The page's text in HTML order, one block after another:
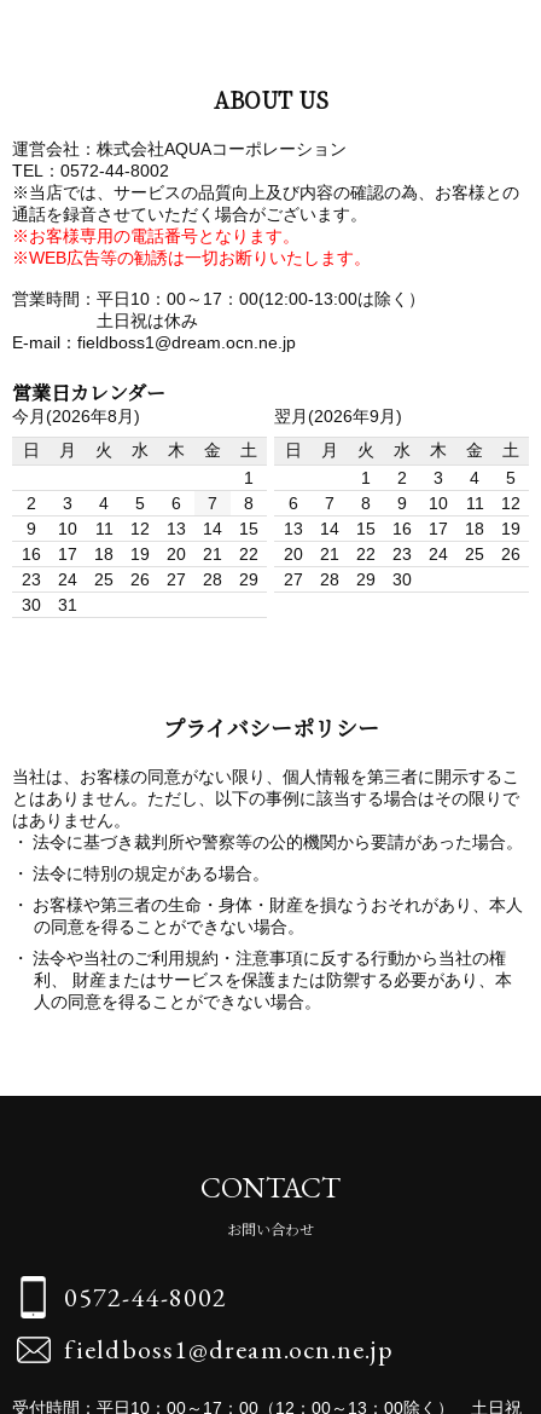
ABOUT US
運営会社：株式会社AQUAコーポレーション
TEL：0572-44-8002
※当店では、サービスの品質向上及び内容の確認の為、お客様との
通話を録音させていただく場合がございます。
※お客様専用の電話番号となります。
※WEB広告等の勧誘は一切お断りいたします。
営業時間：平日10：00～17：00(12:00-13:00は除く）
土日祝は休み
E-mail：fieldboss1@dream.ocn.ne.jp
営業日カレンダー
今月(2026年8月)
日
月 火 水 木 金
土
1
2
3 4 5 6 7
8
9
10 11 12 13 14
15
16
17 18 19 20 21
22
23
24 25 26 27 28
29
30
31
翌月(2026年9月)
日
月 火 水 木 金
土
1
2 3 4
5
6
7 8 9 10 11
12
13
14 15 16 17 18
19
20
21 22 23 24 25
26
27
28 29 30
プライバシーポリシー
当社は、お客様の同意がない限り、個人情報を第三者に開示するこ
とはありません。ただし、以下の事例に該当する場合はその限りで
はありません。
法令に基づき裁判所や警察等の公的機関から要請があった場合。
法令に特別の規定がある場合。
お客様や第三者の生命・身体・財産を損なうおそれがあり、本人
の同意を得ることができない場合。
法令や当社のご利用規約・注意事項に反する行動から当社の権
利、 財産またはサービスを保護または防禦する必要があり、本
人の同意を得ることができない場合。
CONTACT
お問い合わせ
0572-44-8002
fieldboss1@dream.ocn.ne.jp
受付時間：平日10：00～17：00（12：00～13：00除く） 土日祝